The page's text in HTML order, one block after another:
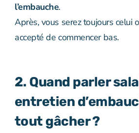
l’embauche.
Après, vous serez toujours celui
accepté de commencer bas.
2. Quand parler
entretien
tout gâcher ?